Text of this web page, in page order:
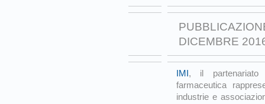
DICEMBRE
IMI , il partenariato
farmaceutica
industrie e